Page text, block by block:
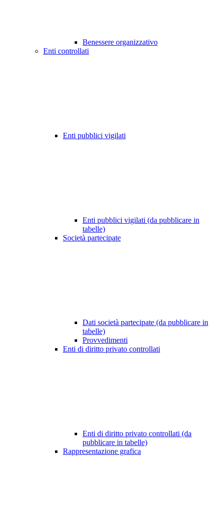
Benessere organizzativo
Enti controllati
Enti pubblici vigilati
Enti pubblici vigilati (da pubblicare in
tabelle)
Società partecipate
Dati società partecipate (da pubblicare in
tabelle)
Provvedimenti
Enti di diritto privato controllati
Enti di diritto privato controllati (da
pubblicare in tabelle)
Rappresentazione grafica